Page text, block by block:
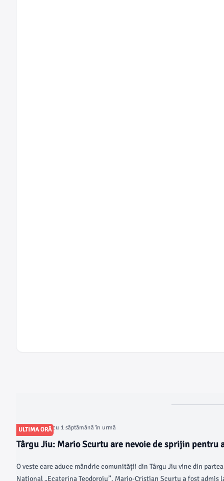
ULTIMA ORĂ
Articol postat cu 1 săptămână în urmă
Târgu Jiu: Mario Scurtu are nevoie de sprijin pentru
O veste care aduce mândrie comunității din Târgu Jiu vine din
Național „Ecaterina Teodoroiu”. Mario-Cristian Scurtu a fost admis